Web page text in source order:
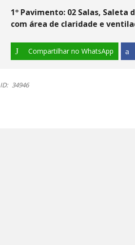
1º Pavimento: 02 Salas, Saleta
com área de claridade e ventila
Compartilhar no WhatsApp
ID: 34946